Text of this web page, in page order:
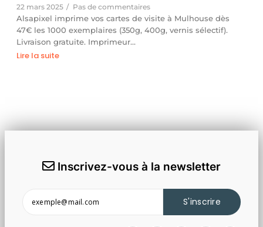
22 mars 2025 / Pas de commentaires
Alsapixel imprime vos cartes de visite à Mulhouse dès
47€ les 1000 exemplaires (350g, 400g, vernis sélectif).
Livraison gratuite. Imprimeur…
Lire la suite
Inscrivez-vous à la newsletter
S'inscrire